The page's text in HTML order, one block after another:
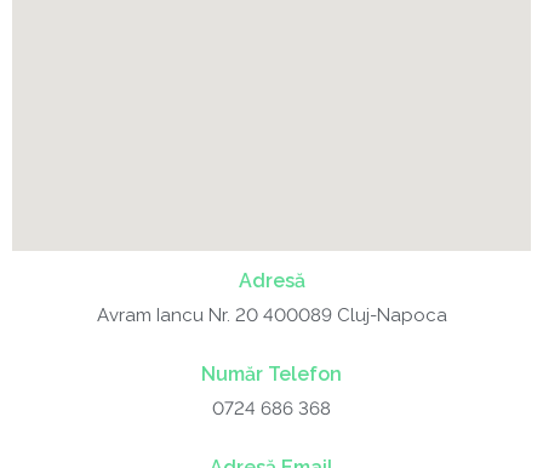
Adresă
Avram Iancu Nr. 20 400089 Cluj-Napoca
Număr Telefon
0724 686 368